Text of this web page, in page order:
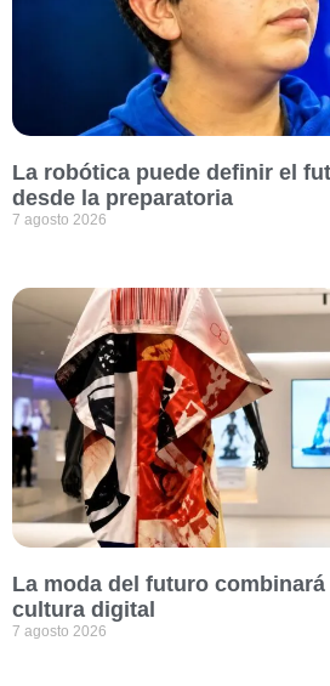
La robótica puede definir el
desde la preparatoria
7 agosto 2026
La moda del futuro
cultura digital
7 agosto 2026